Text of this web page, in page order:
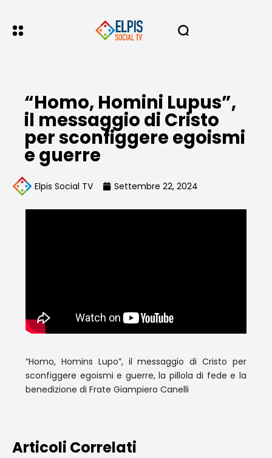
“Homo, Homini Lupus”,
il messaggio di Cristo
per sconfiggere egoismi
e guerre
Elpis Social TV Settembre 22, 2024
“Homo, Homins Lupo”, il messaggio di Cristo per
sconfiggere egoismi e guerre, la pillola di fede e la
benedizione di Frate Giampiero Canelli
Articoli Correlati